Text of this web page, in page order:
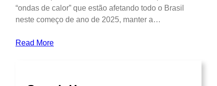
“ondas de calor” que estão afetando todo o Brasil
neste começo de ano de 2025, manter a…
Read More